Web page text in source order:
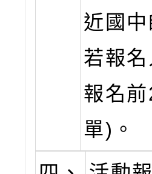
近國
若報
報名
單)。